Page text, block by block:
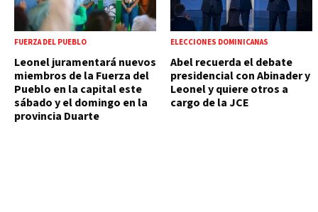
FUERZA DEL PUEBLO
Leonel juramentará nuevos
miembros de la Fuerza del
Pueblo en la capital este
sábado y el domingo en la
provincia Duarte
ELECCIONES DOMINICANAS
Abel recuerda el debate
presidencial con Abinader y
Leonel y quiere otros a
cargo de la JCE